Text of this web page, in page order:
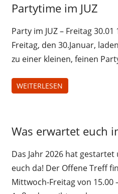
Juz-
Partytime im JUZ
Party im JUZ – Freitag
Freitag, den 30.Januar,
zu einer kleinen, feinen
WEITERLESEN
Juz-
Was erwartet euch
Das Jahr 2026 hat
euch da! Der Offene Treff
Mittwoch-Freitag von 15.00